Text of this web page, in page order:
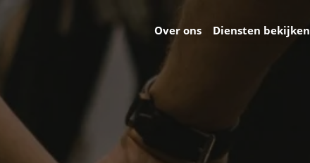
Over ons Diensten bekijken